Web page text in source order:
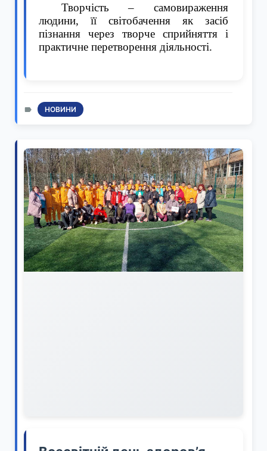
Творчість – самовираження
людини, її світобачення як засіб
пізнання через творче сприйняття і
практичне перетворення діяльності.
НОВИНИ